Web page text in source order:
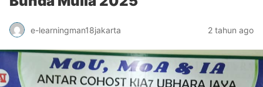
e-learningman18jakarta 2 tahun ago